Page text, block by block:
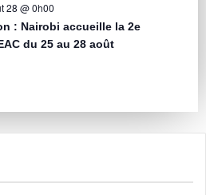
28 @ 0h00
: Nairobi accueille la 2e
du 25 au 28 août